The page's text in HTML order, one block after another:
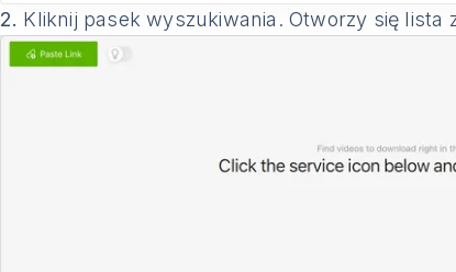
2. Kliknij pasek wyszukiwania. Otworzy się lista